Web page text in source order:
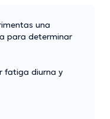
una
para determinar
fatiga diurna y